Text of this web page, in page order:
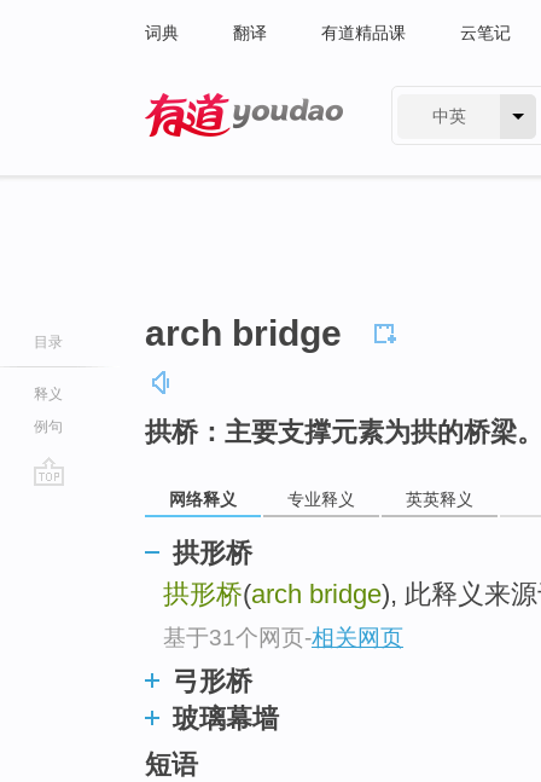
词典 翻译 有道精品课 云笔记
中英
目录
释义
例句
arch bridge
拱桥：主要支撑元素为拱的桥梁
网络释义 专业释义 英英释义
拱形桥
拱形桥(arch bridge), 此释义来
基于31个网页-相关网页
弓形桥
玻璃幕墙
短语